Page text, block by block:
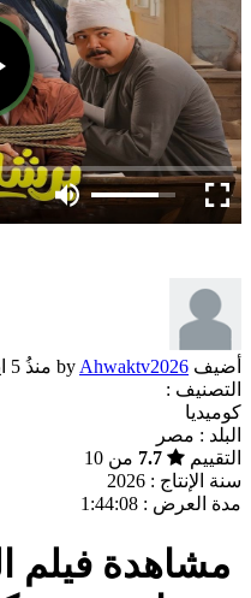
أضيف by Ahwaktv2026 منذُ 5 ايام
التصنيف :
كوميديا
البلد : مصر
التقييم
7.7 من 10
سنة الإنتاج : 2026
مدة العرض : 1:44:08
مشاهدة فيلم